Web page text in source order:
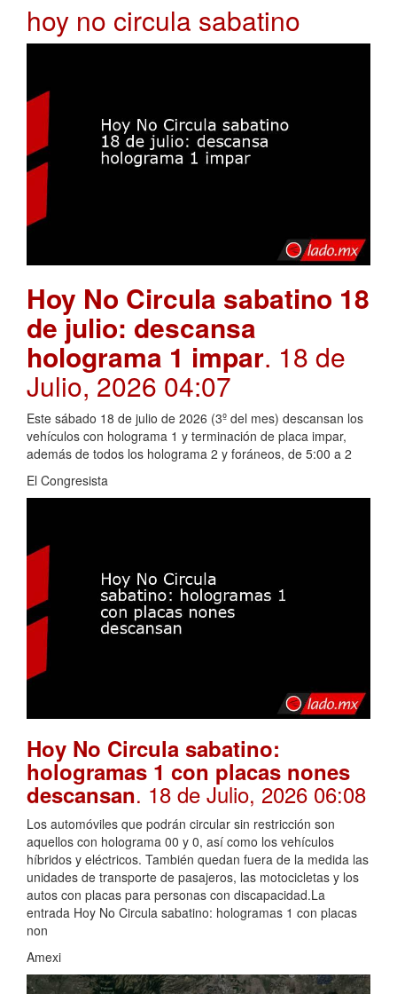
hoy no circula sabatino
Hoy No Circula sabatino 18
de julio: descansa
holograma 1 impar. 18 de
Julio, 2026 04:07
Este sábado 18 de julio de 2026 (3º del mes) descansan los
vehículos con holograma 1 y terminación de placa impar,
además de todos los holograma 2 y foráneos, de 5:00 a 2
El Congresista
Hoy No Circula sabatino:
hologramas 1 con placas nones
descansan. 18 de Julio, 2026 06:08
Los automóviles que podrán circular sin restricción son
aquellos con holograma 00 y 0, así como los vehículos
híbridos y eléctricos. También quedan fuera de la medida las
unidades de transporte de pasajeros, las motocicletas y los
autos con placas para personas con discapacidad.La
entrada Hoy No Circula sabatino: hologramas 1 con placas
non
Amexi